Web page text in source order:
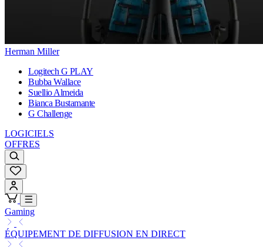
Herman Miller
Logitech G PLAY
Bubba Wallace
Suellio Almeida
Bianca Bustamante
G Challenge
LOGICIELS
OFFRES
Gaming
ÉQUIPEMENT DE DIFFUSION EN DIRECT